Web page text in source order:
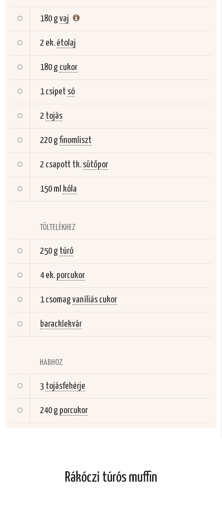
180 gvaj
2 ek. étolaj
180 g cukor
1 csipet só
2 tojás
220 gfinomliszt
2 csapott tk. sütőpor
150 ml kóla
TÖLTELÉKHEZ
250 g túró
4 ek. porcukor
1 csomagvaníliás cukor
baracklekvár
HABHOZ
3 tojásfehérje
240 g porcukor
Rákóczi túrós muffin